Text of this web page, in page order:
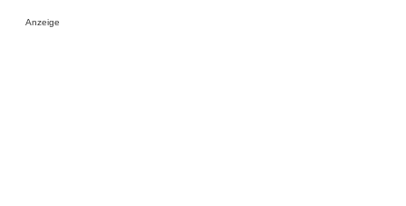
Anzeige